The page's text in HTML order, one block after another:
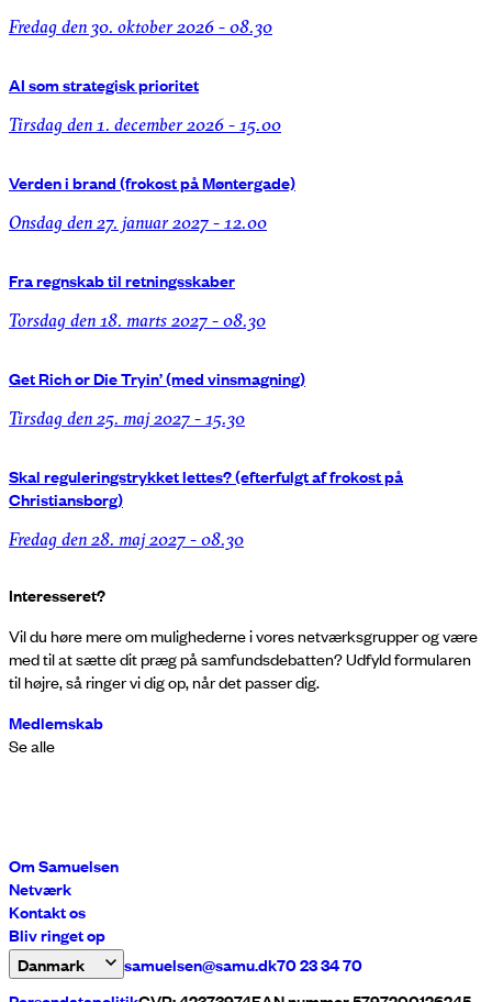
fredag den 30. oktober 2026 - 08.30
AI som strategisk prioritet
tirsdag den 1. december 2026 - 15.00
Verden i brand (frokost på Møntergade)
onsdag den 27. januar 2027 - 12.00
Fra regnskab til retningsskaber
torsdag den 18. marts 2027 - 08.30
Get Rich or Die Tryin’ (med vinsmagning)
tirsdag den 25. maj 2027 - 15.30
Skal reguleringstrykket lettes? (efterfulgt af frokost på
Christiansborg)
fredag den 28. maj 2027 - 08.30
Interesseret?
Vil du høre mere om mulighederne i vores netværksgrupper og være
med til at sætte dit præg på samfundsdebatten? Udfyld formularen
til højre, så ringer vi dig op, når det passer dig.
Medlemskab
Se alle
Danmark samuelsen@samu.dk70 23 34 70
Om Samuelsen
Netværk
Kontakt os
Bliv ringet op